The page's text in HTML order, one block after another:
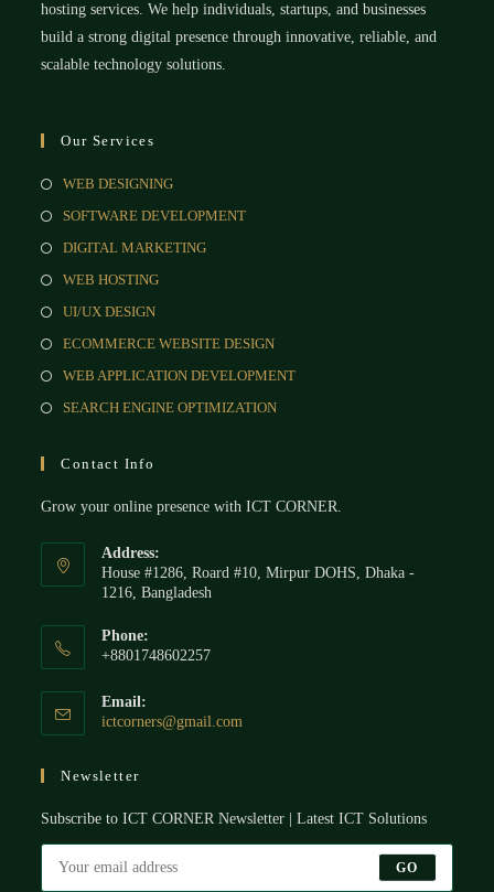
hosting services. We help individuals, startups, and businesses
build a strong digital presence through innovative, reliable, and
scalable technology solutions.
Our Services
WEB DESIGNING
SOFTWARE DEVELOPMENT
DIGITAL MARKETING
WEB HOSTING
UI/UX DESIGN
ECOMMERCE WEBSITE DESIGN
WEB APPLICATION DEVELOPMENT
SEARCH ENGINE OPTIMIZATION
Contact Info
Grow your online presence with ICT CORNER.
Address:
House #1286, Roard #10, Mirpur DOHS, Dhaka -
1216, Bangladesh
Phone:
+8801748602257
Email:
ictcorners@gmail.com
Newsletter
Subscribe to ICT CORNER Newsletter | Latest ICT Solutions
GO